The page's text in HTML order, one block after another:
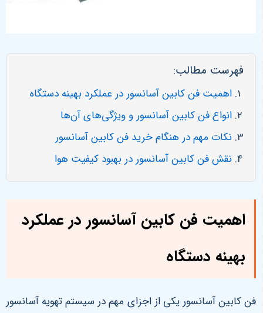
فهرست مطالب:
اهمیت فن کابین آسانسور در عملکرد بهینه دستگاه
انواع فن کابین آسانسور و ویژگی‌های آن‌ها
نکات مهم در هنگام خرید فن کابین آسانسور
نقش فن کابین آسانسور در بهبود کیفیت هوا
اهمیت فن کابین آسانسور در عملکرد
بهینه دستگاه
فن کابین آسانسور یکی از اجزای مهم در سیستم تهویه آسانسور